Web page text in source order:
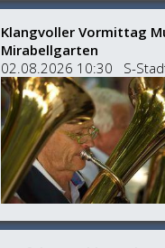
Klangvoller Vormittag
Mirabellgarten
02.08.2026 10:30 S-